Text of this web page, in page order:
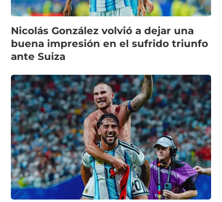
Nicolás González volvió a dejar una
buena impresión en el sufrido triunfo
ante Suiza